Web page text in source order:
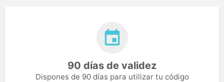
90 días de validez
Dispones de 90 días para utilizar tu código